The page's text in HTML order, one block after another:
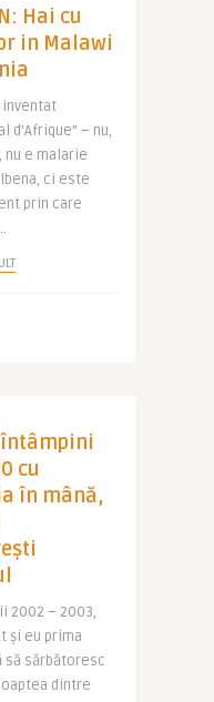
Hai cu
in Malawi
inventat
d’Afrique” – nu,
nu e malarie
ci este
prin care
întâmpini
cu
în mână,
2002 – 2003,
și eu prima
să sărbătoresc
dintre